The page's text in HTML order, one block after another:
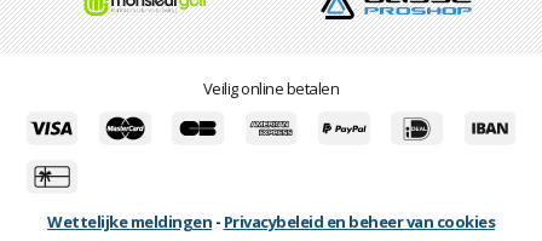
Veilig online betalen
Wettelijke meldingen - Privacybeleid en beheer van cookies